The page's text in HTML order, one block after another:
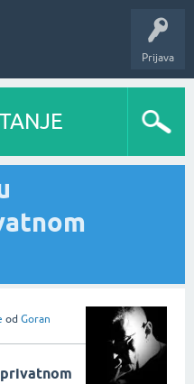
Prijava
od Goran